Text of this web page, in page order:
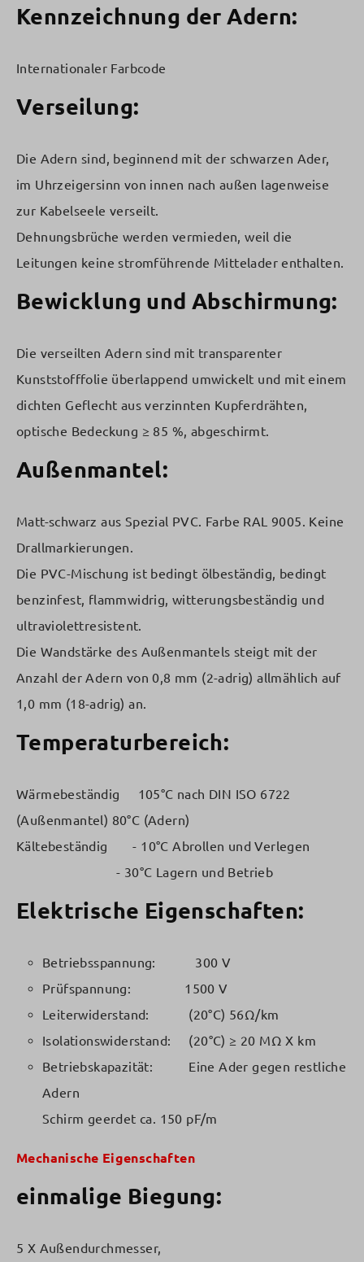
Kennzeichnung der Adern:
Internationaler Farbcode
Verseilung:
Die Adern sind, beginnend mit der schwarzen Ader,
im Uhrzeigersinn von innen nach außen lagenweise
zur Kabelseele verseilt.
Dehnungsbrüche werden vermieden, weil die
Leitungen keine stromführende Mittelader enthalten.
Bewicklung und Abschirmung:
Die verseilten Adern sind mit transparenter
Kunststofffolie überlappend umwickelt und mit einem
dichten Geflecht aus verzinnten Kupferdrähten,
optische Bedeckung ≥ 85 %, abgeschirmt.
Außenmantel:
Matt-schwarz aus Spezial PVC. Farbe RAL 9005. Keine
Drallmarkierungen.
Die PVC-Mischung ist bedingt ölbeständig, bedingt
benzinfest, flammwidrig, witterungsbeständig und
ultraviolettresistent.
Die Wandstärke des Außenmantels steigt mit der
Anzahl der Adern von 0,8 mm (2-adrig) allmählich auf
1,0 mm (18-adrig) an.
Temperaturbereich:
Wärmebeständig 105°C nach DIN ISO 6722
(Außenmantel) 80°C (Adern)
Kältebeständig - 10°C Abrollen und Verlegen
- 30°C Lagern und Betrieb
Elektrische Eigenschaften:
Betriebsspannung: 300 V
Prüfspannung: 1500 V
Leiterwiderstand: (20°C) 56Ω/km
Isolationswiderstand: (20°C) ≥ 20 MΩ X km
Betriebskapazität: Eine Ader gegen restliche
Adern
Schirm geerdet ca. 150 pF/m
Mechanische Eigenschaften
einmalige Biegung:
5 X Außendurchmesser,